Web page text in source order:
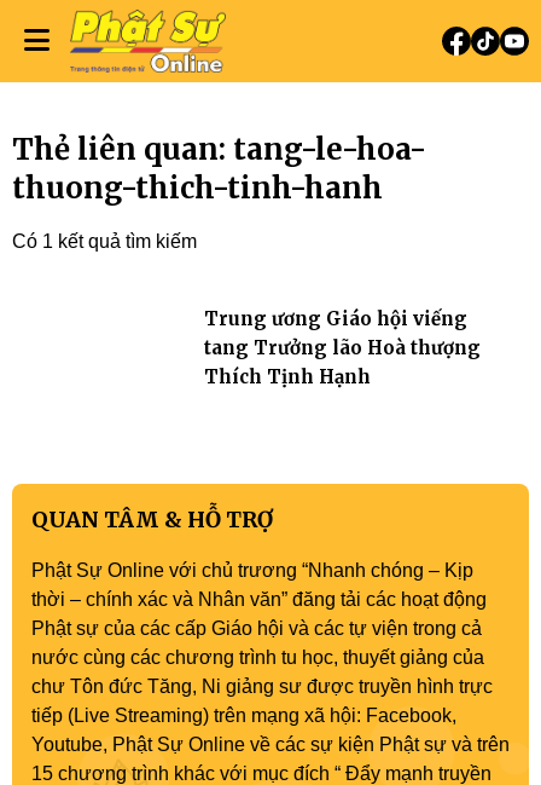
Thẻ liên quan: tang-le-hoa-
thuong-thich-tinh-hanh
Có 1 kết quả tìm kiếm
Trung ương Giáo hội viếng
tang Trưởng lão Hoà thượng
Thích Tịnh Hạnh
QUAN TÂM & HỖ TRỢ
Phật Sự Online với chủ trương “Nhanh chóng – Kịp
thời – chính xác và Nhân văn” đăng tải các hoạt động
Phật sự của các cấp Giáo hội và các tự viện trong cả
nước cùng các chương trình tu học, thuyết giảng của
chư Tôn đức Tăng, Ni giảng sư được truyền hình trực
tiếp (Live Streaming) trên mạng xã hội: Facebook,
Youtube, Phật Sự Online về các sự kiện Phật sự và trên
15 chương trình khác với mục đích “ Đẩy mạnh truyền